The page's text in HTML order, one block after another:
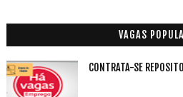
VAGAS
CONTRATA-SE